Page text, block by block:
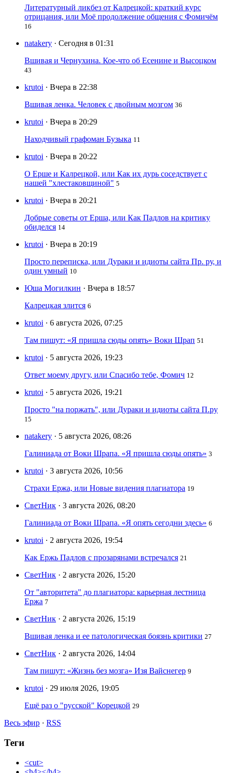
Литературный ликбез от Калрецкой: краткий курс
отрицания, или Моё продолжение общения с Фомичём
16
natakery · Сегодня в 01:31
Вшивая и Чернухина. Кое-что об Есенине и Высоцком
43
krutoi · Вчера в 22:38
Вшивая ленка. Человек с двойным мозгом 36
krutoi · Вчера в 20:29
Находчивый графоман Бузыка 11
krutoi · Вчера в 20:22
О Ерше и Калрецкой, или Как их дурь соседствует с
нашей "хлестаковщиной" 5
krutoi · Вчера в 20:21
Добрые советы от Ерша, или Как Падлов на критику
обиделся 14
krutoi · Вчера в 20:19
Просто переписка, или Дураки и идиоты сайта Пр. ру, и
один умный 10
Юша Могилкин · Вчера в 18:57
Калрецкая злится 6
krutoi · 6 августа 2026, 07:25
Там пишут: «Я пришла сюды опять» Воки Шрап 51
krutoi · 5 августа 2026, 19:23
Ответ моему другу, или Спасибо тебе, Фомич 12
krutoi · 5 августа 2026, 19:21
Просто "на поржать", или Дураки и идиоты сайта П.ру
15
natakery · 5 августа 2026, 08:26
Галиниада от Воки Шрапа. «Я пришла сюды опять» 3
krutoi · 3 августа 2026, 10:56
Страхи Ержа, или Новые видения плагиатора 19
СветНик · 3 августа 2026, 08:20
Галиниада от Воки Шрапа. «Я опять сегодни здесь» 6
krutoi · 2 августа 2026, 19:54
Как Ержь Падлов с прозарянами встречался 21
СветНик · 2 августа 2026, 15:20
От "авторитета" до плагиатора: карьерная лестница
Ержа 7
СветНик · 2 августа 2026, 15:19
Вшивая ленка и ее патологическая боязнь критики 27
СветНик · 2 августа 2026, 14:04
Там пишут: «Жизнь без мозга» Изя Вайснегер 9
krutoi · 29 июля 2026, 19:05
Ещё раз о "русской" Корецкой 29
Весь эфир · RSS
Теги
<cut>